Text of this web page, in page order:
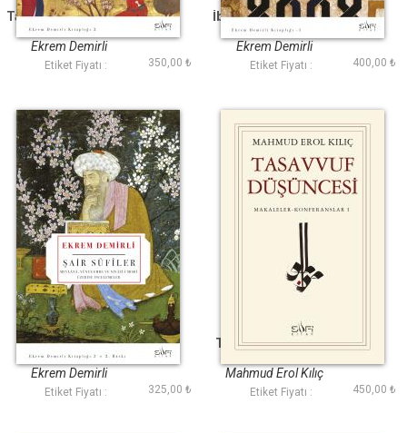
Tasavvufun Altın Çağı
Ekrem Demirli
Etiket Fiyatı : 350,00 ₺
İbnül Arabı Metafiziği
Ekrem Demirli
Etiket Fiyatı : 400,00 ₺
Şair Sufiler
Ekrem Demirli
Etiket Fiyatı : 325,00 ₺
Tasavvuf Düşüncesi
Mahmud Erol Kılıç
Etiket Fiyatı : 450,00 ₺